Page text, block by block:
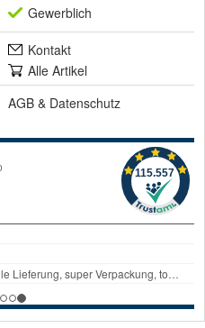
Gewerblich
Kontakt
Alle Artikel
AGB & Datenschutz